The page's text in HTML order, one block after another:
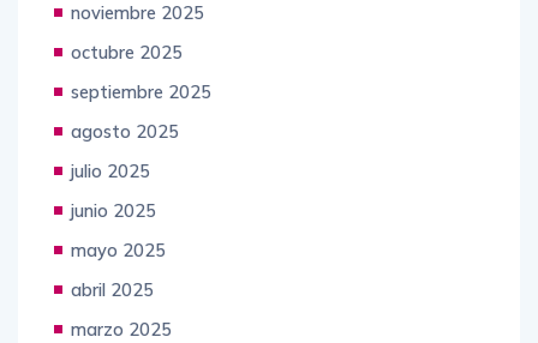
noviembre 2025
octubre 2025
septiembre 2025
agosto 2025
julio 2025
junio 2025
mayo 2025
abril 2025
marzo 2025